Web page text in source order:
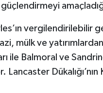
güçlendirmeyi
vergilendirilebilir
mülk ve
ile Balmoral ve
Lancaster